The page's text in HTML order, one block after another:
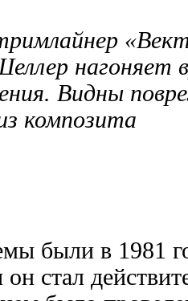
нагоняет
Видны
композита
были в 1981
стал